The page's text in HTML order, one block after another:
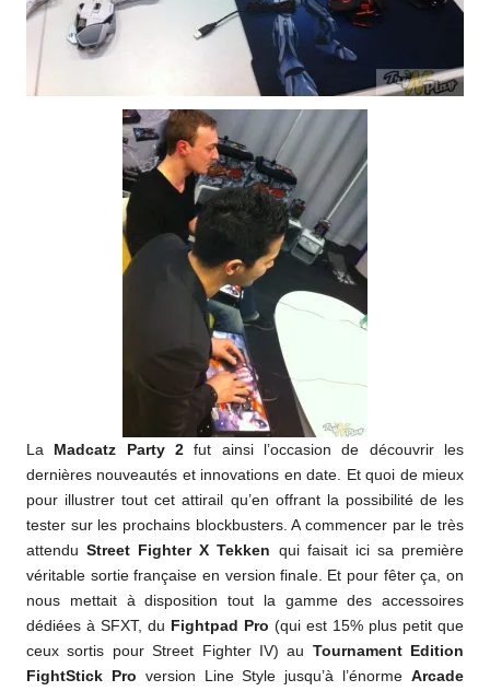
La Madcatz Party 2 fut ainsi l’occasion de découvrir les
dernières nouveautés et innovations en date. Et quoi de mieux
pour illustrer tout cet attirail qu’en offrant la possibilité de les
tester sur les prochains blockbusters. A commencer par le très
attenduStreet Fighter X Tekken qui faisait ici sa première
véritable sortie française en version finale. Et pour fêter ça, on
nous mettait à disposition tout la gamme des accessoires
dédiées à SFXT, du Fightpad Pro (qui est 15% plus petit que
ceux sortis pour Street Fighter IV) au Tournament Edition
FightStick Pro version Line Style jusqu’à l’énormeArcade